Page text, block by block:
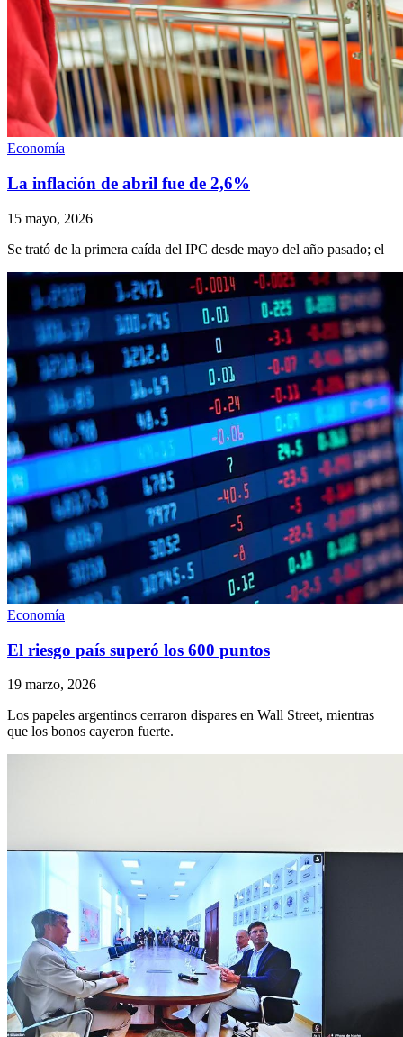
Economía
La inflación de abril fue de 2,6%
15 mayo, 2026
Se trató de la primera caída del IPC desde mayo del año pasado; el
Economía
El riesgo país superó los 600 puntos
19 marzo, 2026
Los papeles argentinos cerraron dispares en Wall Street, mientras
que los bonos cayeron fuerte.